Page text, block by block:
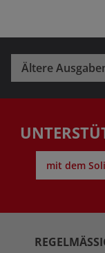
Ältere
mit dem